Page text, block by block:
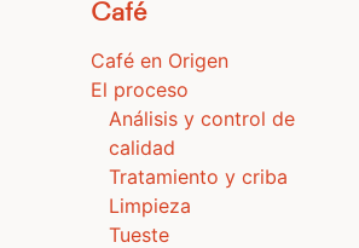
Café
Café en Origen
El proceso
Análisis y control de
calidad
Tratamiento y criba
Limpieza
Tueste